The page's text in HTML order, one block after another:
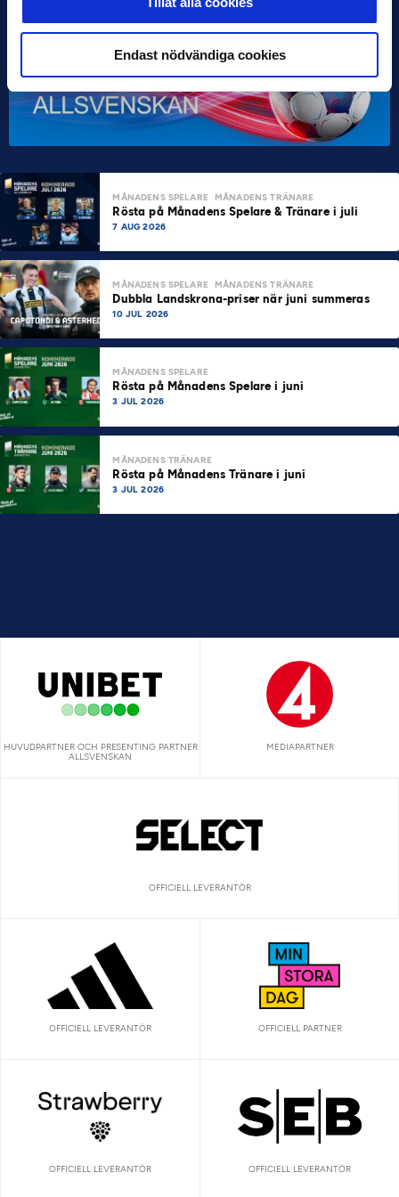
Endast nödvändiga cookies
MÅNADENS SPELARE MÅNADENS TRÄNARE
Rösta på Månadens Spelare & Tränare i juli
7 AUG 2026
MÅNADENS SPELARE MÅNADENS TRÄNARE
Dubbla Landskrona-priser när juni summeras
10 JUL 2026
MÅNADENS SPELARE
Rösta på Månadens Spelare i juni
3 JUL 2026
MÅNADENS TRÄNARE
Rösta på Månadens Tränare i juni
3 JUL 2026
HUVUDPARTNER OCH PRESENTING PARTNER
ALLSVENSKAN
MEDIAPARTNER
OFFICIELL LEVERANTÖR
OFFICIELL LEVERANTÖR OFFICIELL PARTNER
OFFICIELL LEVERANTÖR OFFICIELL LEVERANTÖR